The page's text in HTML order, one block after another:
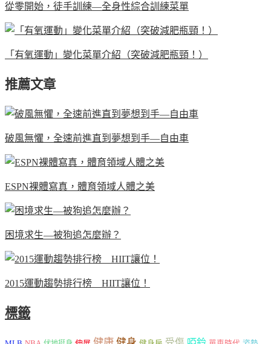
從零開始，徒手訓練—全身性綜合訓練菜單
「有氧運動」變化菜單介紹（突破減肥瓶頸！）
推薦文章
破風無懼，全速前進直到夢想到手—自由車
ESPN裸體寫真，體育領域人體之美
困境求生—被狗追怎麼辦？
2015運動趨勢排行榜 HIIT讓位！
標籤